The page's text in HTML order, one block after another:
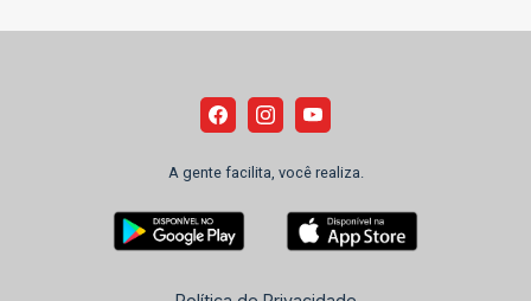
A gente facilita, você realiza.